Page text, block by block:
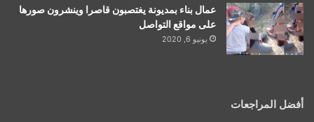
عمال بناء بمديونة يغتصبون قاصرا وينشرون صورها
على مواقع التواصل
يونيو 6, 2020
أفضل المراجعات